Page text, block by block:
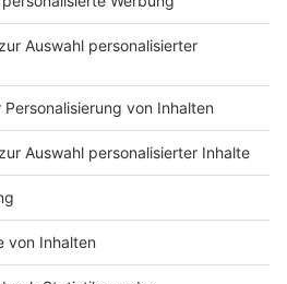
Kontakt
Newsletter